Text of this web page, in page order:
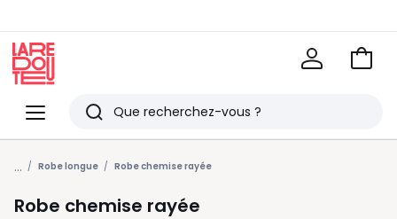
Menu
Redoute
Rechercher
Derniers
articles
vus
Voir
... Robe longue Robe chemise rayée
Robe chemise rayée